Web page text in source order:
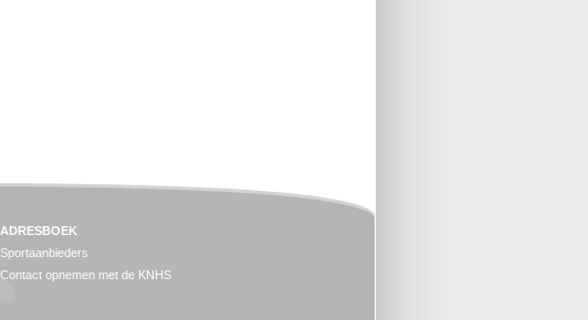
ADRESBOEK
Sportaanbieders
Contact opnemen met de KNHS